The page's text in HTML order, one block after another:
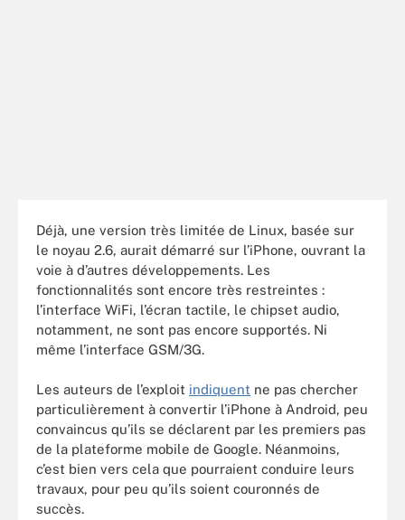
Déjà, une version très limitée de Linux, basée sur
le noyau 2.6, aurait démarré sur l’iPhone, ouvrant la
voie à d’autres développements. Les
fonctionnalités sont encore très restreintes :
l’interface WiFi, l’écran tactile, le chipset audio,
notamment, ne sont pas encore supportés. Ni
même l’interface GSM/3G.
Les auteurs de l’exploit indiquent ne pas chercher
particulièrement à convertir l’iPhone à Android, peu
convaincus qu’ils se déclarent par les premiers pas
de la plateforme mobile de Google. Néanmoins,
c’est bien vers cela que pourraient conduire leurs
travaux, pour peu qu’ils soient couronnés de
succès.